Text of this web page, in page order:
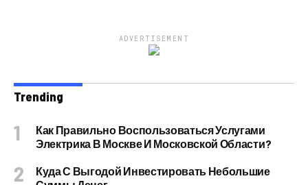
ADVERTISEMENT
Trending
Как Правильно Воспользоваться Услугами
Электрика В Москве И Московской Области?
Куда С Выгодой Инвестировать Небольшие